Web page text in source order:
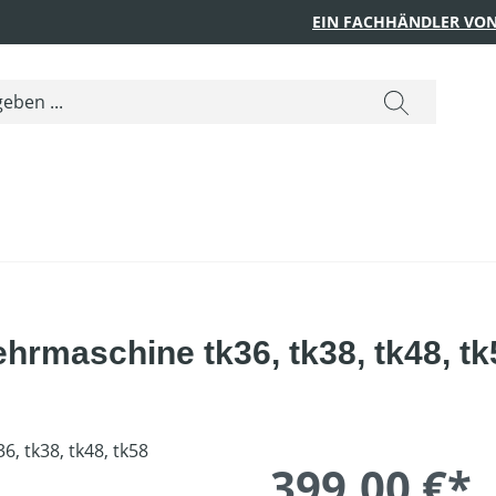
EIN FACHHÄNDLER
tk36, tk38, tk48,